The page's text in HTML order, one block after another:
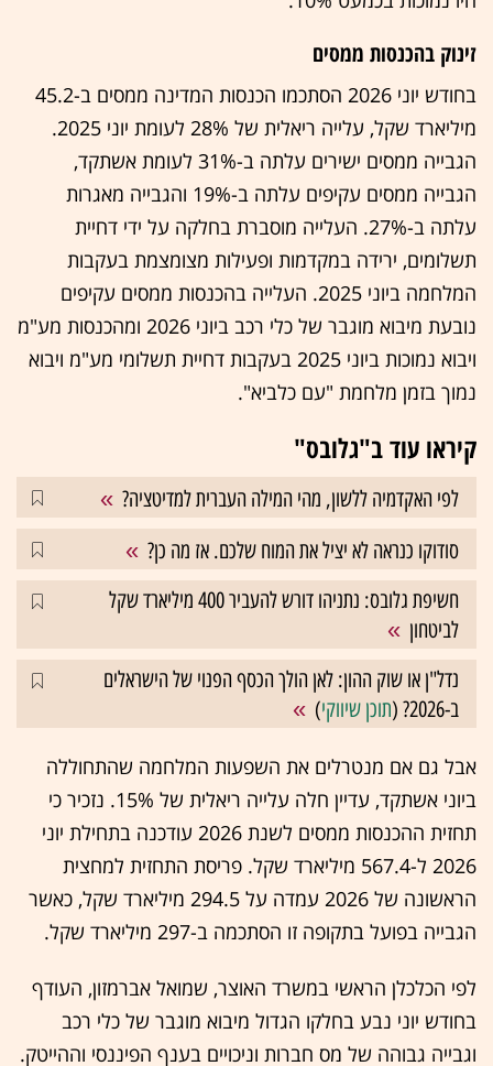
זינוק בהכנסות ממסים
בחודש יוני 2026 הסתכמו הכנסות המדינה ממסים ב-45.2
מיליארד שקל, עלייה ריאלית של 28% לעומת יוני 2025.
הגבייה ממסים ישירים עלתה ב-31% לעומת אשתקד,
הגבייה ממסים עקיפים עלתה ב-19% והגבייה מאגרות
עלתה ב-27%. העלייה מוסברת בחלקה על ידי דחיית
תשלומים, ירידה במקדמות ופעילות מצומצמת בעקבות
המלחמה ביוני 2025. העלייה בהכנסות ממסים עקיפים
נובעת מיבוא מוגבר של כלי רכב ביוני 2026 ומהכנסות מע"מ
ויבוא נמוכות ביוני 2025 בעקבות דחיית תשלומי מע"מ ויבוא
נמוך בזמן מלחמת "עם כלביא".
קיראו עוד ב"גלובס"
לפי האקדמיה ללשון, מהי המילה העברית למדיטציה?
סודוקו כנראה לא יציל את המוח שלכם. אז מה כן?
חשיפת גלובס: נתניהו דורש להעביר 400 מיליארד שקל
לביטחון
נדל"ן או שוק ההון: לאן הולך הכסף הפנוי של הישראלים
ב-2026? (
תוכן שיווקי)
אבל גם אם מנטרלים את השפעות המלחמה שהתחוללה
ביוני אשתקד, עדיין חלה עלייה ריאלית של 15%. נזכיר כי
תחזית ההכנסות ממסים לשנת 2026 עודכנה בתחילת יוני
2026 ל-567.4 מיליארד שקל. פריסת התחזית למחצית
הראשונה של 2026 עמדה על 294.5 מיליארד שקל, כאשר
הגבייה בפועל בתקופה זו הסתכמה ב-297 מיליארד שקל.
לפי הכלכלן הראשי במשרד האוצר, שמואל אברמזון, העודף
בחודש יוני נבע בחלקו הגדול מיבוא מוגבר של כלי רכב
וגבייה גבוהה של מס חברות וניכויים בענף הפיננסי וההייטק.